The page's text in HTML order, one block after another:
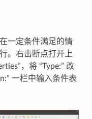
一定条件满足的情
。右击断点打开上
，将 “Type:” 改
一栏中输入条件表